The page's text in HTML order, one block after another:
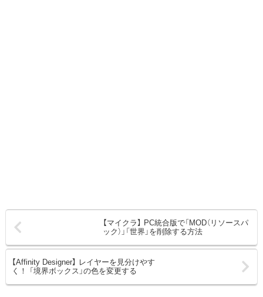
【マイクラ】 PC統合版で「MOD（リソースパ
ック）」「世界」を削除する方法
【Affinity Designer】 レイヤーを見分けやす
く！ 「境界ボックス」の色を変更する